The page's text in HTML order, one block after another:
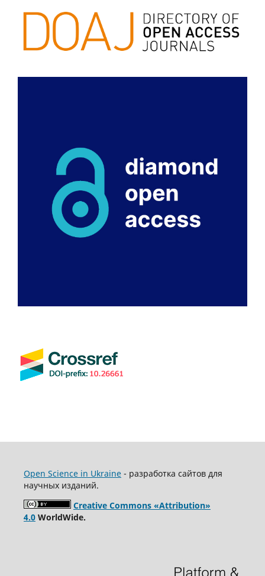
Open Science in Ukraine- разработка сайтов для
научных изданий.
Creative Commons «Attribution»
4.0WorldWide.